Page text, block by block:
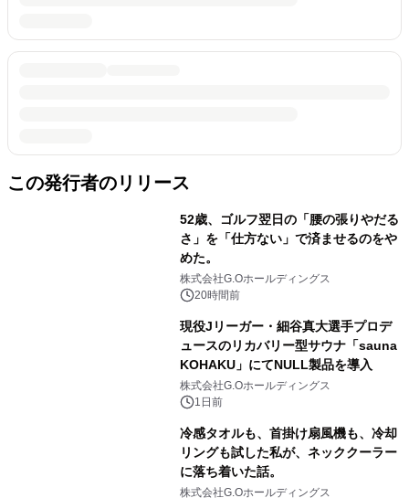
この発行者のリリース
52歳、ゴルフ翌日の「腰の張りやだる
さ」を「仕方ない」で済ませるのをや
めた。
株式会社G.Oホールディングス
20時間前
現役Jリーガー・細谷真大選手プロデ
ュースのリカバリー型サウナ「sauna
KOHAKU」にてNULL製品を導入
株式会社G.Oホールディングス
1日前
冷感タオルも、首掛け扇風機も、冷却
リングも試した私が、ネッククーラー
に落ち着いた話。
株式会社G.Oホールディングス